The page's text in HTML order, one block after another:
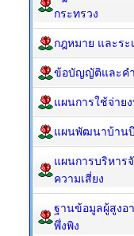
กระทรวง
กฎหมาย และระ
ข้อบัญญัติและคำ
แผนการใช้จ่าย
แผนพัฒนาบ้าน
แผนการบริหาร
ความเสี่ยง
ฐานข้อมูลผู้สูงอ
พึ่งพิง